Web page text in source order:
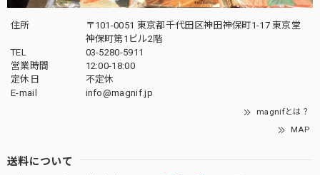
住所
〒101-0051 東京都千代田区神田神保町1-17 東京堂
神保町第1ビル2階
TEL
03-5280-5911
営業時間
12:00-18:00
定休日
不定休
E-mail
info@magnif.jp
magnifとは？
MAP
送料について